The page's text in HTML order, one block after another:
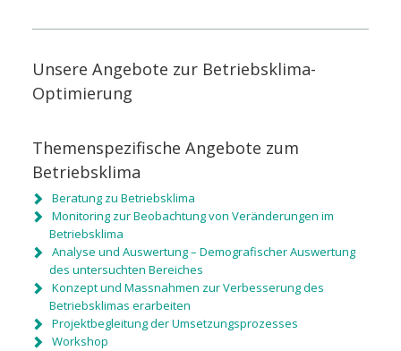
Unsere Angebote zur Betriebsklima-
Optimierung
Themenspezifische Angebote zum
Betriebsklima
Beratung zu Betriebsklima
Monitoring zur Beobachtung von Veränderungen im
Betriebsklima
Analyse und Auswertung – Demografischer Auswertung
des untersuchten Bereiches
Konzept und Massnahmen zur Verbesserung des
Betriebsklimas erarbeiten
Projektbegleitung der Umsetzungsprozesses
Workshop